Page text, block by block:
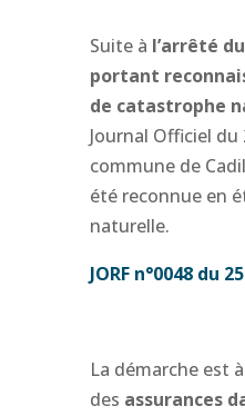
Suite à l’arrêté
portant
de catastrophe
Journal Officiel du
commune de
été reconnue en
naturelle.
JORF n°0048 du
La démarche est
des assurances